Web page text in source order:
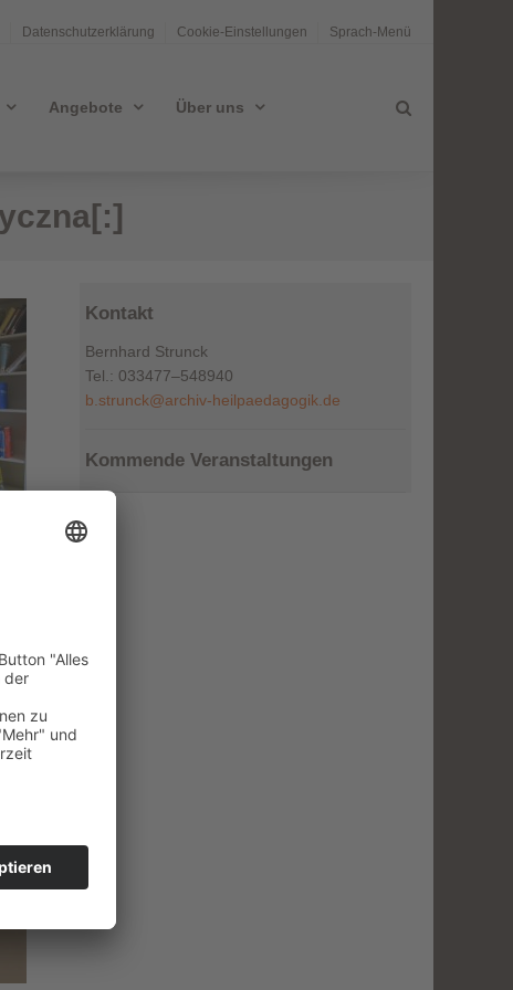
Datenschutzerklärung Cookie-Einstellungen Sprach-Menü
Angebote Über uns
Kontakt
Bernhard Strunck
Tel.: 033477–548940
b.strunck@archiv-heilpaedagogik.de
Kommende Veranstaltungen